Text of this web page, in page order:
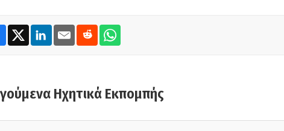
Ηχητικά Εκπομπής